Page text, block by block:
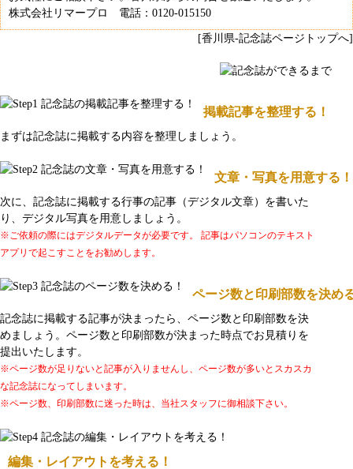
株式会社リマープロ 電話：0120-015150
[香川県-記念誌ページトップへ]
掲載記事を整理する！
まずは記念誌に掲載する内容を整理しましょう。
文章・写真を用意する！
次に、記念誌に掲載する行事の記事（デジタル文章）を書いた
り、デジタル写真を用意しましょう。
※ご依頼の際にはデジタルデータが必要です。 記事はパソコンのテキスト
アプリで起こすことをお勧めします。
ページ数と印刷部数を決め
記念誌に掲載する記事が決まったら、ページ数と印刷部数を決
めましょう。ページ数と印刷部数が決まった時点でお見積りを
提出いたします。
※ページ数が足りないと記事が入りませんし、ページ数が多いとスカスカ
な記念誌になってしまいます。
※ページ数、印刷部数に迷った時は、当社スタッフに御相談下さい。
編集・レイアウトを考える！